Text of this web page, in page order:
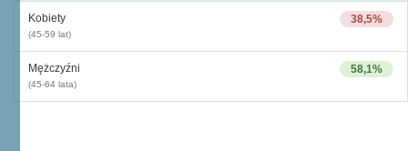
38,5%
Kobiety
(45-59 lat)
58,1%
Mężczyźni
(45-64 lata)